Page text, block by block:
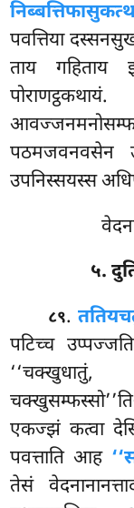
पवत्तिया
ताय गहिताय
पठमजवनवसेन
उपनिस्सयस्स
५.
८९.
पटिच्च
एकज्झं कत्वा
पवत्ताति आह
तेसं